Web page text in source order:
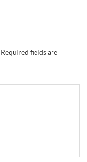
Required fields are